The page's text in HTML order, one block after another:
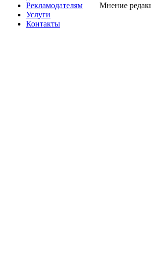
Рекламодателям
Услуги
Контакты
Мнение